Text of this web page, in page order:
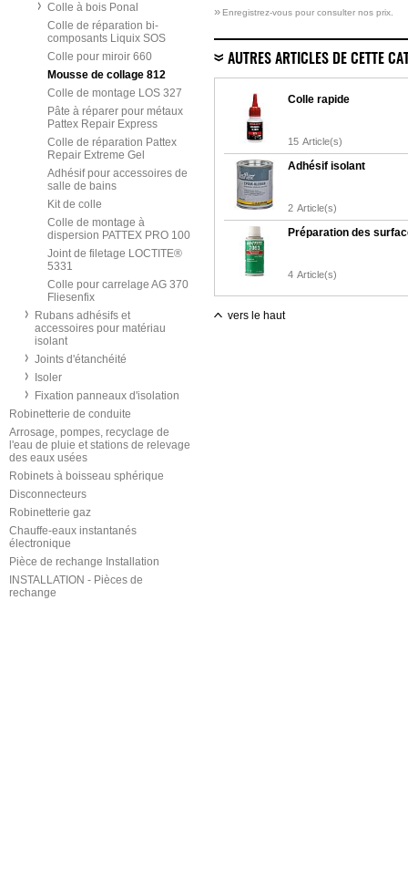
Colle à bois Ponal
Colle de réparation bi-
composants Liquix SOS
Colle pour miroir 660
Mousse de collage 812
Colle de montage LOS 327
Pâte à réparer pour métaux
Pattex Repair Express
Colle de réparation Pattex
Repair Extreme Gel
Adhésif pour accessoires de
salle de bains
Kit de colle
Colle de montage à
dispersion PATTEX PRO 100
Joint de filetage LOCTITE®
5331
Colle pour carrelage AG 370
Fliesenfix
Rubans adhésifs et
accessoires pour matériau
isolant
Joints d'étanchéité
Isoler
Fixation panneaux d'isolation
Robinetterie de conduite
Arrosage, pompes, recyclage de
l'eau de pluie et stations de relevage
des eaux usées
Robinets à boisseau sphérique
Disconnecteurs
Robinetterie gaz
Chauffe-eaux instantanés
électronique
Pièce de rechange Installation
INSTALLATION - Pièces de
rechange
» Enregistrez-vous pour consulter nos prix.
AUTRES ARTICLES DE CETTE
Colle rapide
15 Article(s)
Adhésif isolant
2 Article(s)
Préparation des
4 Article(s)
vers le haut